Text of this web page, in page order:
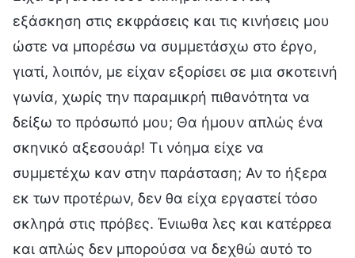
εξάσκηση στις εκφράσεις και τις κινήσεις μου
ώστε να μπορέσω να συμμετάσχω στο έργο,
γιατί, λοιπόν, με είχαν εξορίσει σε μια σκοτεινή
γωνία, χωρίς την παραμικρή πιθανότητα να
δείξω το πρόσωπό μου; Θα ήμουν απλώς ένα
σκηνικό αξεσουάρ! Τι νόημα είχε να
συμμετέχω καν στην παράσταση; Αν το ήξερα
εκ των προτέρων, δεν θα είχα εργαστεί τόσο
σκληρά στις πρόβες. Ένιωθα λες και κατέρρεα
και απλώς δεν μπορούσα να δεχθώ αυτό το